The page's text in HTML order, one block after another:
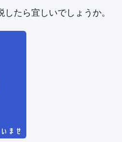
たら宜しいでしょうか。